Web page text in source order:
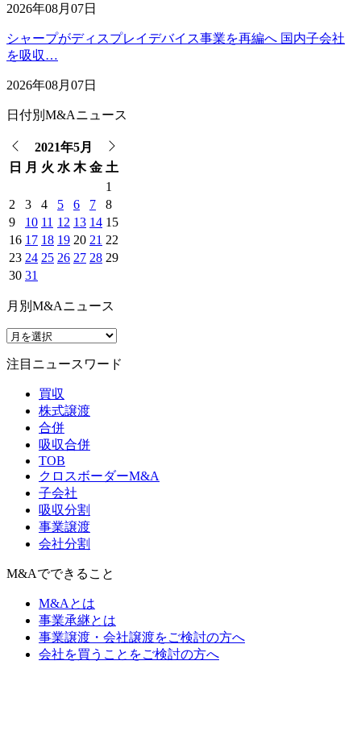
2026年08月07日
シャープがディスプレイデバイス事業を再編へ 国内子会社
を吸収…
2026年08月07日
日付別M&Aニュース
2021年5月
日
月 火 水 木 金 土
1
2
3 4 5 6 7
8
9
10 11 12 13 14 15
16 17 18 19 20 21 22
23 24 25 26 27 28 29
30 31
月別M&Aニュース
注目ニュースワード
買収
株式譲渡
合併
吸収合併
TOB
クロスボーダーM&A
子会社
吸収分割
事業譲渡
会社分割
M&Aでできること
M&Aとは
事業承継とは
事業譲渡・会社譲渡をご検討の方へ
会社を買うことをご検討の方へ